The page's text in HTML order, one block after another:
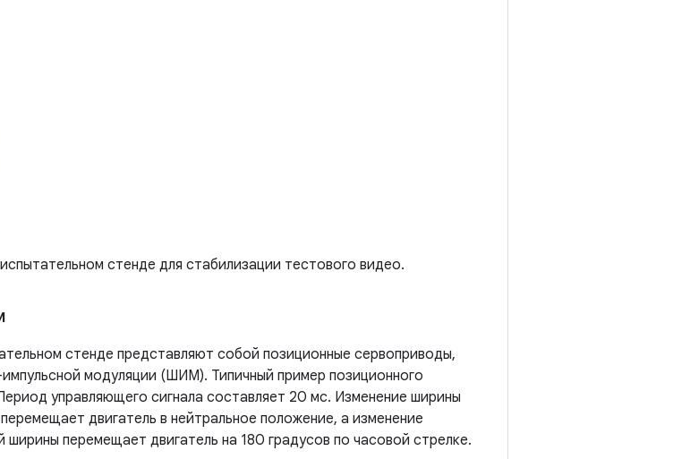
стенде для стабилизации тестового видео.
стенде представляют собой позиционные сервоприводы,
модуляции (ШИМ). Типичный пример позиционного
управляющего сигнала составляет 20 мс. Изменение ширины
двигатель в нейтральное положение, а изменение
перемещает двигатель на 180 градусов по часовой стрелке.